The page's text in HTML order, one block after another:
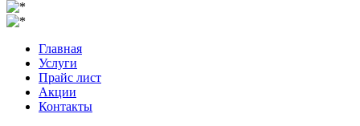
Главная
Услуги
Прайс лист
Акции
Контакты